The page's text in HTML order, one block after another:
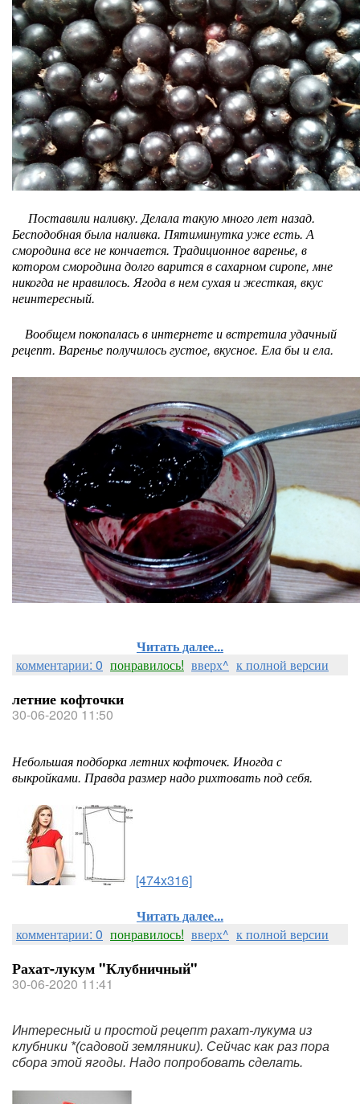
Поставили наливку. Делала такую много лет назад.
Бесподобная была наливка. Пятиминутка уже есть. А
смородина все не кончается. Традиционное варенье, в
котором смородина долго варится в сахарном сиропе, мне
никогда не нравилось. Ягода в нем сухая и жесткая, вкус
неинтересный.
Вообщем покопалась в интернете и встретила удачный
рецепт. Варенье получилось густое, вкусное. Ела бы и ела.
Читать далее...
комментарии: 0 понравилось! вверх^ к полной версии
летние кофточки
30-06-2020 11:50
Небольшая подборка летних кофточек. Иногда с
выкройками. Правда размер надо рихтовать под себя.
[474x316]
Читать далее...
комментарии: 0 понравилось! вверх^ к полной версии
Рахат-лукум "Клубничный"
30-06-2020 11:41
Интересный и простой рецепт рахат-лукума из
клубники *(садовой земляники). Сейчас как раз пора
сбора этой ягоды. Надо попробовать сделать.